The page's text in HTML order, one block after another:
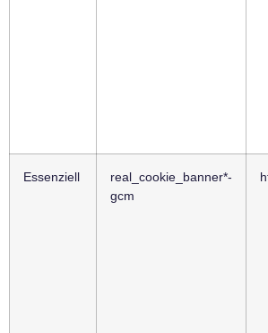
Essenziell
real_cookie_banner*-
gcm